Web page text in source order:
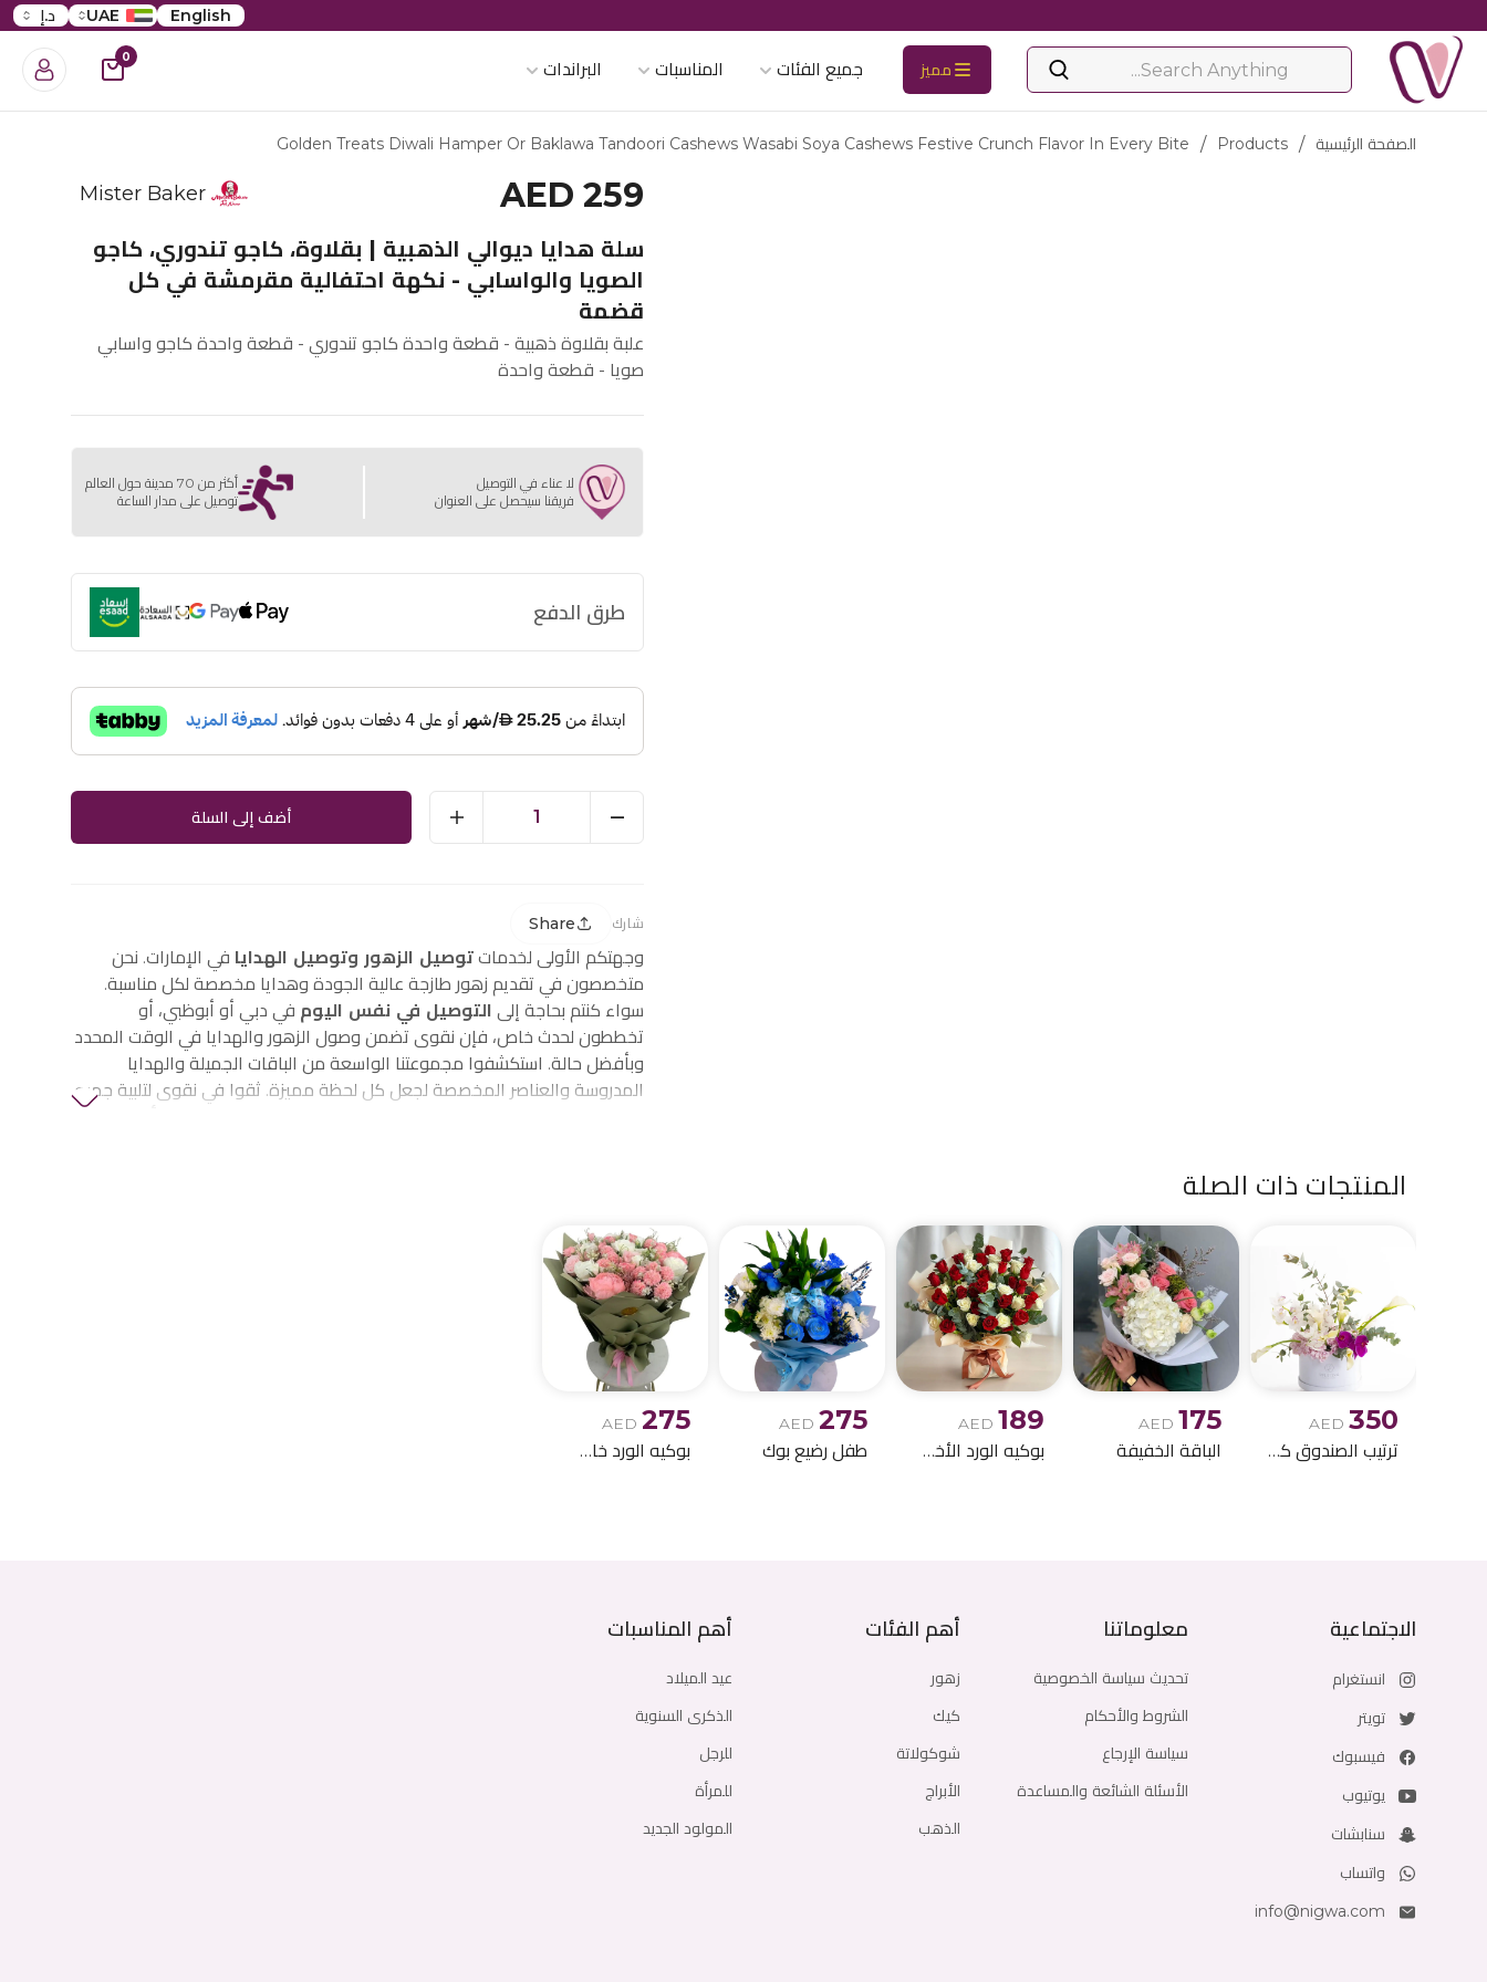
English
UAE د.إ
مميز جميع الفئات المناسبات البراندات
0
الصفحة الرئيسية /
Products
/
Golden Treats Diwali Hamper Or Baklawa Tandoori Cashews Wasabi Soya Cashews Festive Crunch Flavor In Every Bite
AED 259
Mister Baker
سلة هدايا ديوالي الذهبية | بقلاوة، كاجو تندوري، كاجو
الصويا والواسابي - نكهة احتفالية مقرمشة في كل
قضمة
علبة بقلاوة ذهبية - قطعة واحدة كاجو تندوري - قطعة واحدة كاجو واسابي
صويا - قطعة واحدة
لا عناء في التوصيل
فريقنا سيحصل على العنوان
أكثر من 70 مدينة حول العالم
توصيل على مدار الساعة
طرق الدفع
1 أضف إلى السلة
شارك Share
وجهتكم الأولى لخدمات توصيل الزهور وتوصيل الهدايا في الإمارات. نحن
متخصصون في تقديم زهور طازجة عالية الجودة وهدايا مخصصة لكل مناسبة.
سواء كنتم بحاجة إلى التوصيل في نفس اليوم في دبي أو أبوظبي، أو
تخططون لحدث خاص، فإن نقوى تضمن وصول الزهور والهدايا في الوقت المحدد
وبأفضل حالة. استكشفوا مجموعتنا الواسعة من الباقات الجميلة والهدايا
المدروسة والعناصر المخصصة لجعل كل لحظة مميزة. ثقوا في نقوى لتلبية جميع
المنتجات ذات الصلة
AED 350
ترتيب الصندوق كالا ليلي
AED 175
الباقة الخفيفة
AED 189
بوكيه الورد الأخمر والابيض
AED 275
طفل رضيع بوك
AED 275
بوكيه الورد خاص اصطناعي
الاجتماعية
انستغرام
تويتر
فيسبوك
يوتيوب
سنابشات
واتساب
info@nigwa.com
معلوماتنا
تحديث سياسة الخصوصية
الشروط والأحكام
سياسة الإرجاع
الأسئلة الشائعة والمساعدة
أهم الفئات
زهور
كيك
شوكولاتة
الأبراج
الذهب
أهم المناسبات
عيد الميلاد
الذكرى السنوية
للرجل
للمرأة
المولود الجديد